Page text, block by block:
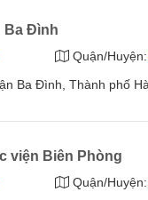
Ba Đình
Quận/Huyện:
Ba Đình, Thành phố
viện Biên Phòng
Quận/Huyện: